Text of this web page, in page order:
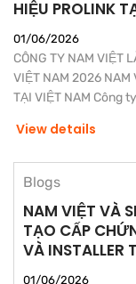
HIỆU PROLINK
01/06/2026
CÔNG TY NAM VIỆT
VIỆT NAM 2026 NAM
TẠI VIỆT NAM Công
View details
Blogs
NAM VIỆT VÀ
TẠO CẤP
VÀ INSTALLER
01/06/2026